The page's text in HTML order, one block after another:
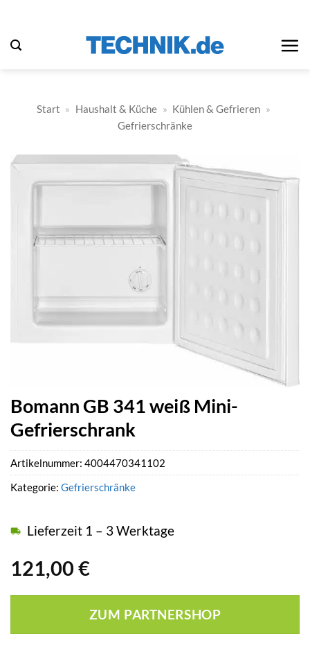
springen
Start » Haushalt & Küche » Kühlen & Gefrieren »
Gefrierschränke
Bomann GB 341 weiß Mini-
Gefrierschrank
121,00 €
Lieferzeit 1 – 3 Werktage
ZUM PARTNERSHOP
Artikelnummer: 4004470341102
Kategorie: Gefrierschränke